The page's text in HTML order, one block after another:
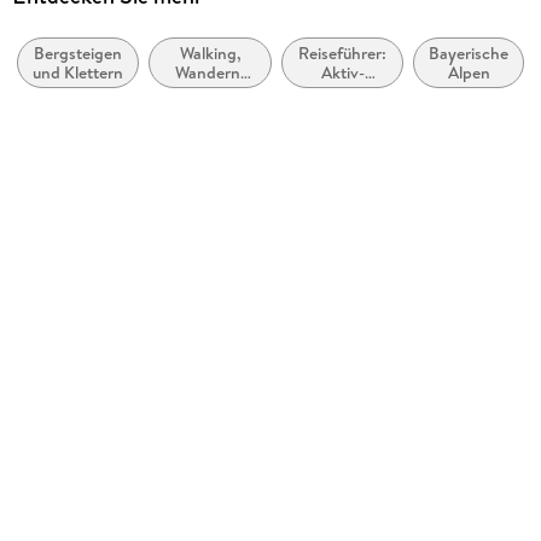
Verlag/Hersteller
Bergverlag Rother
Bergsteigen
und Klettern
Walking,
Wandern,
Trekking
Reiseführer:
Aktiv-
Urlaub
Bayerische
Alpen